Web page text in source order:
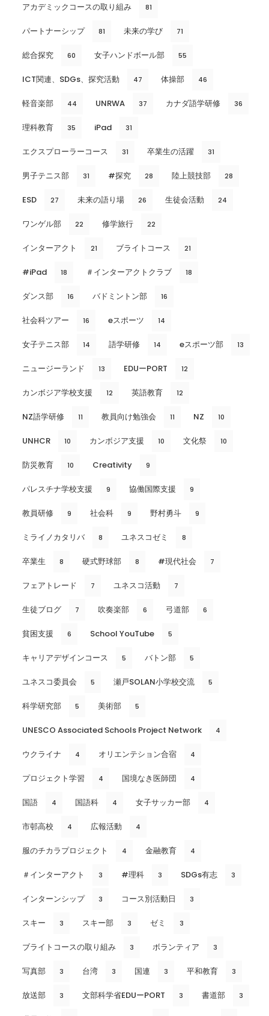
アカデミックコースの取り組み 81
パートナーシップ 81 未来の学び 71
総合探究 60 女子ハンドボール部 55
ICT関連、SDGs、探究活動 47 体操部 46
軽音楽部 44 UNRWA 37 カナダ語学研修 36
理科教育 35 iPad 31
エクスプローラーコース 31 卒業生の活躍 31
男子テニス部 31 #探究 28 陸上競技部 28
ESD 27 未来の語り場 26 生徒会活動 24
ワンゲル部 22 修学旅行 22
インターアクト 21 ブライトコース 21
#iPad 18 ＃インターアクトクラブ 18
ダンス部 16 バドミントン部 16
社会科ツアー 16 eスポーツ 14
女子テニス部 14 語学研修 14 eスポーツ部 13
ニュージーランド 13 EDUーPORT 12
カンボジア学校支援 12 英語教育 12
NZ語学研修 11 教員向け勉強会 11 NZ 10
UNHCR 10 カンボジア支援 10 文化祭 10
防災教育 10 Creativity 9
パレスチナ学校支援 9 協働国際支援 9
教員研修 9 社会科 9 野村勇斗 9
ミライノカタリバ 8 ユネスコゼミ 8
卒業生 8 硬式野球部 8 #現代社会 7
フェアトレード 7 ユネスコ活動 7
生徒ブログ 7 吹奏楽部 6 弓道部 6
貧困支援 6 School YouTube 5
キャリアデザインコース 5 バトン部 5
ユネスコ委員会 5 瀬戸SOLAN小学校交流 5
科学研究部 5 美術部 5
UNESCO Associated Schools Project Network 4
ウクライナ 4 オリエンテション合宿 4
プロジェクト学習 4 国境なき医師団 4
国語 4 国語科 4 女子サッカー部 4
市邨高校 4 広報活動 4
服のチカラプロジェクト 4 金融教育 4
＃インターアクト 3 #理科 3 SDGs有志 3
インターンシップ 3 コース別活動日 3
スキー 3 スキー部 3 ゼミ 3
ブライトコースの取り組み 3 ボランティア 3
写真部 3 台湾 3 国連 3 平和教育 3
放送部 3 文部科学省EDUーPORT 3 書道部 3